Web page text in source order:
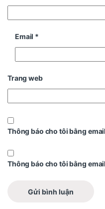
Email *
Trang web
Thông báo cho tôi bằng
Thông báo cho tôi bằng